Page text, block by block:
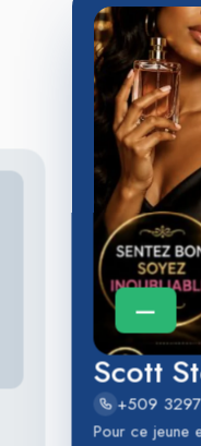
—
Scott
+509
Pour ce jeune